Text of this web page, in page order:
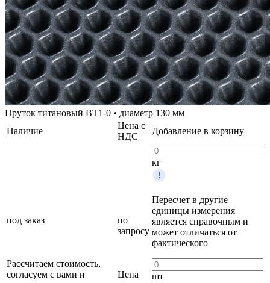
Пруток титановый ВТ1-0 • диаметр 130 мм
Наличие
Цена с
НДС
Добавление в корзину
под заказ
Рассчитаем стоимость,
согласуем с вами и
по
запросу
Цена
кг
Пересчет в другие
единицы измерения
является справочным и
может отличаться от
фактического
шт